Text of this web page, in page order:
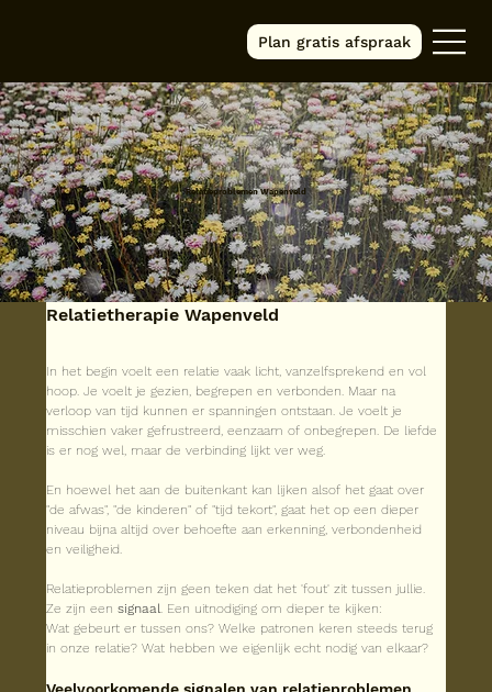
Plan gratis afspraak
Relatieproblemen Wapenveld
Relatietherapie Wapenveld
In het begin voelt een relatie vaak licht, vanzelfsprekend en vol
hoop. Je voelt je gezien, begrepen en verbonden. Maar na
verloop van tijd kunnen er spanningen ontstaan. Je voelt je
misschien vaker gefrustreerd, eenzaam of onbegrepen. De liefde
is er nog wel, maar de verbinding lijkt ver weg.
En hoewel het aan de buitenkant kan lijken alsof het gaat over
"de afwas", "de kinderen" of "tijd tekort", gaat het op een dieper
niveau bijna altijd over behoefte aan erkenning, verbondenheid
en veiligheid.
Relatieproblemen zijn geen teken dat het 'fout' zit tussen jullie.
Ze zijn een signaal . Een uitnodiging om dieper te kijken:
Wat gebeurt er tussen ons? Welke patronen keren steeds terug
in onze relatie? Wat hebben we eigenlijk echt nodig van elkaar?
Veelvoorkomende signalen van relatieproblemen